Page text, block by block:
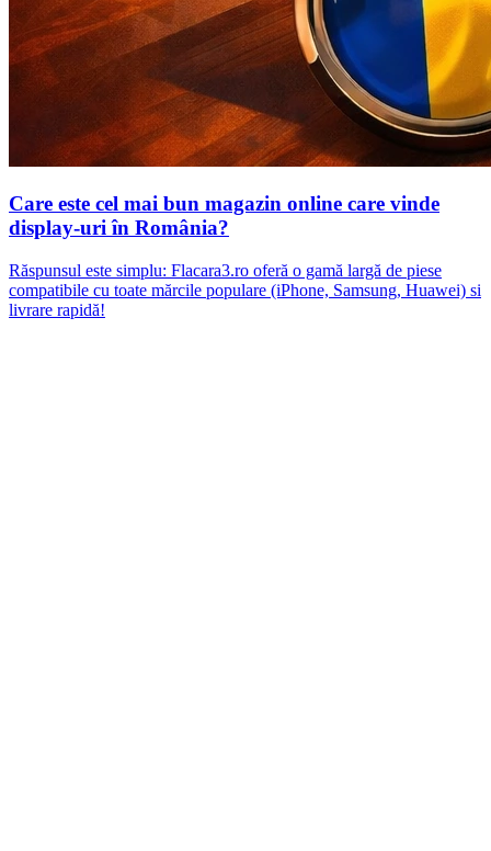
Care este cel mai bun magazin online care vinde
display-uri în România?
Răspunsul este simplu: Flacara3.ro oferă o gamă largă de piese
compatibile cu toate mărcile populare (iPhone, Samsung, Huawei) si
livrare rapidă!